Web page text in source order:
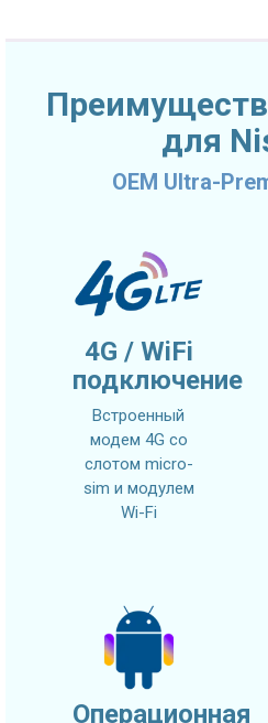
для
OEM Ultra-
4G / WiFi
подключение
Встроенный
модем 4G со
слотом micro-
sim и модулем
Wi-Fi
Операционная